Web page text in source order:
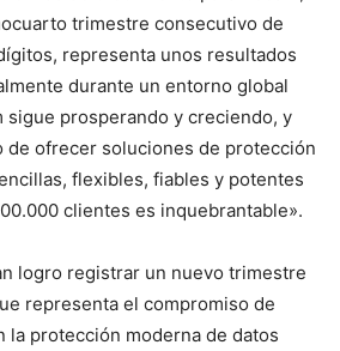
trimestre consecutivo de
representa unos resultados
durante un entorno global
sigue prosperando y creciendo, y
de ofrecer soluciones de protección
flexibles, fiables y potentes
clientes es inquebrantable».
logro registrar un nuevo trimestre
representa el compromiso de
la protección moderna de datos